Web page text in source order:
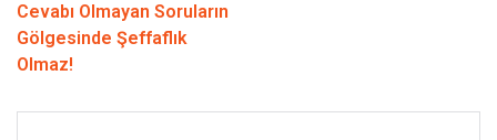
Cevabı Olmayan Soruların
Gölgesinde Şeffaflık
Olmaz!